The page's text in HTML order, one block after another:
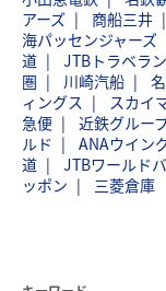
アーズ
商船三井
海パッセンジャーズ
道
JTBトラベラ
圏
川崎汽船
ィングス
スカイ
急便
近鉄グルー
ルド
ANAウイン
道
JTBワールド
ッポン
三菱倉庫